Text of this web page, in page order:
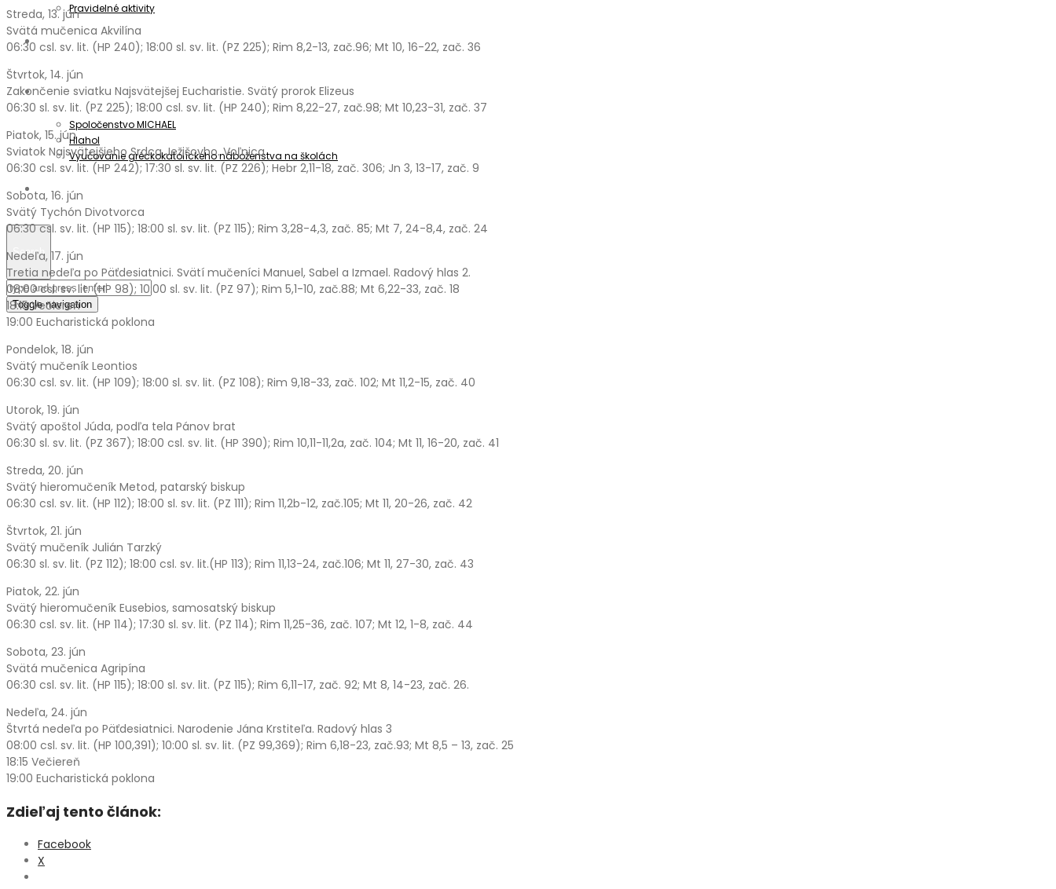
Pravidelné aktivity
Informátor
Spoločenstvá
Spoločenstvo MICHAEL
Hlahol
Vyučovanie gréckokatolíckeho náboženstva na školách
Fotogaléria
Search
Toggle navigation
Streda, 13. jún
Svätá mučenica Akvilína
06:30 csl. sv. lit. (HP 240); 18:00 sl. sv. lit. (PZ 225); Rim 8,2-13, zač.96; Mt 10, 16-22, zač. 36
Štvrtok, 14. jún
Zakončenie sviatku Najsvätejšej Eucharistie. Svätý prorok Elizeus
06:30 sl. sv. lit. (PZ 225); 18:00 csl. sv. lit. (HP 240); Rim 8,22-27, zač.98; Mt 10,23-31, zač. 37
Piatok, 15. jún
Sviatok Najsvätejšieho Srdca Ježišovho. Voľnica
06:30 csl. sv. lit. (HP 242); 17:30 sl. sv. lit. (PZ 226); Hebr 2,11-18, zač. 306; Jn 3, 13-17, zač. 9
Sobota, 16. jún
Svätý Tychón Divotvorca
06:30 csl. sv. lit. (HP 115); 18:00 sl. sv. lit. (PZ 115); Rim 3,28-4,3, zač. 85; Mt 7, 24-8,4, zač. 24
Nedeľa, 17. jún
Tretia nedeľa po Päťdesiatnici. Svätí mučeníci Manuel, Sabel a Izmael. Radový hlas 2.
08:00 csl. sv. lit. (HP 98); 10:00 sl. sv. lit. (PZ 97); Rim 5,1-10, zač.88; Mt 6,22-33, zač. 18
18:15 Večiereň
19:00 Eucharistická poklona
Pondelok, 18. jún
Svätý mučeník Leontios
06:30 csl. sv. lit. (HP 109); 18:00 sl. sv. lit. (PZ 108); Rim 9,18-33, zač. 102; Mt 11,2-15, zač. 40
Utorok, 19. jún
Svätý apoštol Júda, podľa tela Pánov brat
06:30 sl. sv. lit. (PZ 367); 18:00 csl. sv. lit. (HP 390); Rim 10,11-11,2a, zač. 104; Mt 11, 16-20, zač. 41
Streda, 20. jún
Svätý hieromučeník Metod, patarský biskup
06:30 csl. sv. lit. (HP 112); 18:00 sl. sv. lit. (PZ 111); Rim 11,2b-12, zač.105; Mt 11, 20-26, zač. 42
Štvrtok, 21. jún
Svätý mučeník Julián Tarzký
06:30 sl. sv. lit. (PZ 112); 18:00 csl. sv. lit.(HP 113); Rim 11,13-24, zač.106; Mt 11, 27-30, zač. 43
Piatok, 22. jún
Svätý hieromučeník Eusebios, samosatský biskup
06:30 csl. sv. lit. (HP 114); 17:30 sl. sv. lit. (PZ 114); Rim 11,25-36, zač. 107; Mt 12, 1-8, zač. 44
Sobota, 23. jún
Svätá mučenica Agripína
06:30 csl. sv. lit. (HP 115); 18:00 sl. sv. lit. (PZ 115); Rim 6,11-17, zač. 92; Mt 8, 14-23, zač. 26.
Nedeľa, 24. jún
Štvrtá nedeľa po Päťdesiatnici. Narodenie Jána Krstiteľa. Radový hlas 3
08:00 csl. sv. lit. (HP 100,391); 10:00 sl. sv. lit. (PZ 99,369); Rim 6,18-23, zač.93; Mt 8,5 – 13, zač. 25
18:15 Večiereň
19:00 Eucharistická poklona
Zdieľaj tento článok:
Facebook
X